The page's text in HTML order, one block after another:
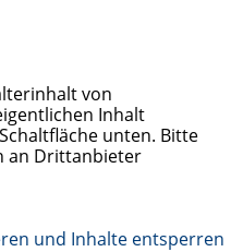
von
Inhalt
unten. Bitte
an Drittanbieter
und Inhalte entsperren